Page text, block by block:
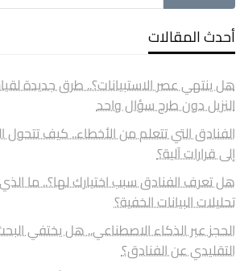
أحدث المقالات
هل ينتهي عصر الاستبيانات؟.. طرق جديدة
النزيل دون طرح سؤال واحد
الفنادق التي تتعلم من الأخطاء.. كيف
إلى قرارات آلية؟
هل تعرف الفنادق سبب اختيارك لها؟.. ما
تحليلات البيانات الخفية؟
الحجز عبر الذكاء الاصطناعي.. هل يختفي
التقليدي عن الفنادق؟